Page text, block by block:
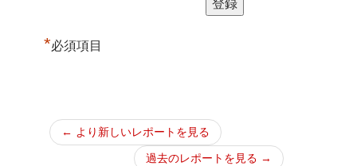
*必須項目
← より新しいレポートを見る
過去のレポートを見る →